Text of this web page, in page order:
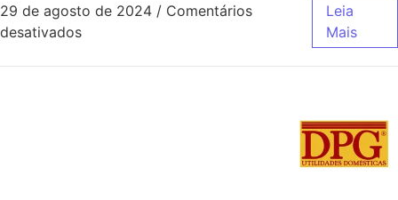
29 de agosto de 2024 / Comentários
desativados
Leia
Mais